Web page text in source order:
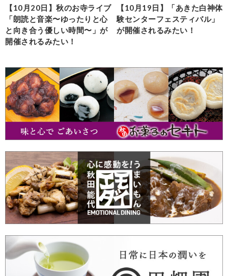
【10月20日】秋のお寺ライブ
「朗読と音楽〜ゆったりと心
と向き合う優しい時間〜」が
開催されるみたい！
【10月19日】「あきた白神体
験センターフェスティバル」
が開催されるみたい！